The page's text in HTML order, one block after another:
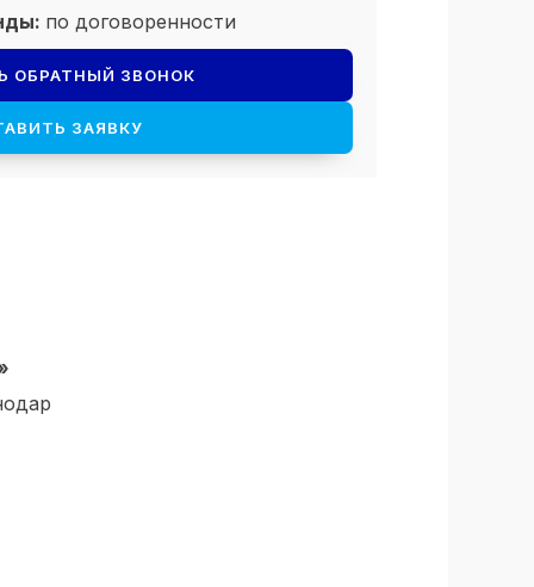
по договоренности
ОБРАТНЫЙ ЗВОНОК
ЗАЯВКУ